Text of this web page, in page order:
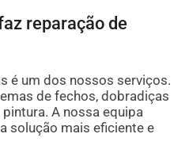
reparação de
é um dos nossos serviços.
de fechos, dobradiças
A nossa equipa
solução mais eficiente e